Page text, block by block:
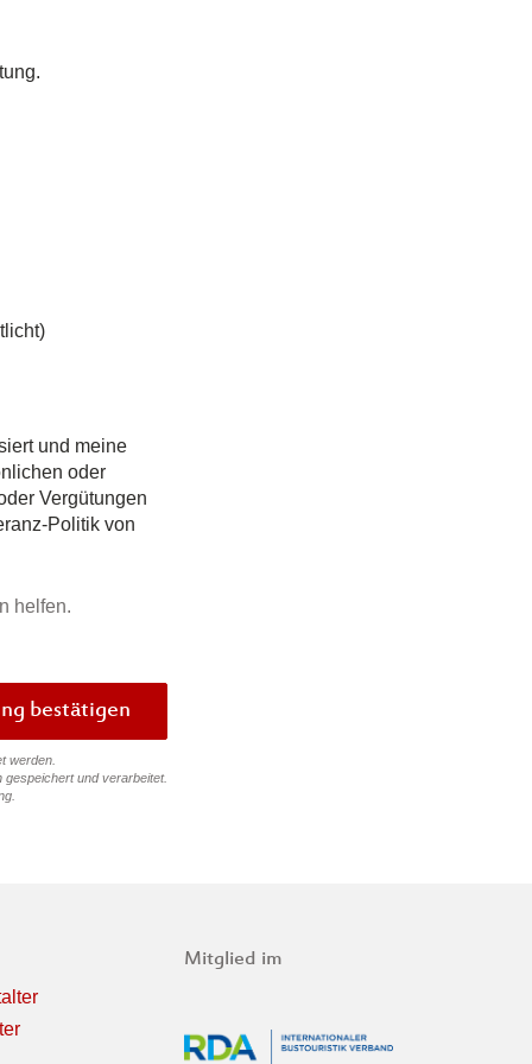
und meine
oder
Vergütungen
Politik von
helfen.
Bewertung bestätigen
werden.
und verarbeitet.
Mitglied im